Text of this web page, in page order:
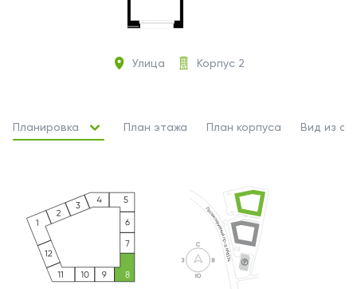
Улица Корпус 2
Планировка План этажа План корпуса Вид из